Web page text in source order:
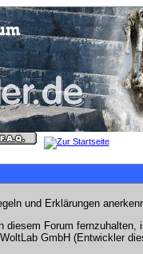
und Erklärungen
Forum
GmbH (Entwickler